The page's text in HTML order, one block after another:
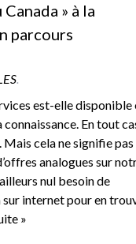
» à la
parcours
.
est-elle disponible
connaissance. En tout
Mais cela ne signifie pas
analogues sur
nul besoin de
internet pour en
»